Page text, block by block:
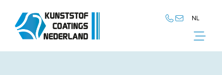
NL
NL